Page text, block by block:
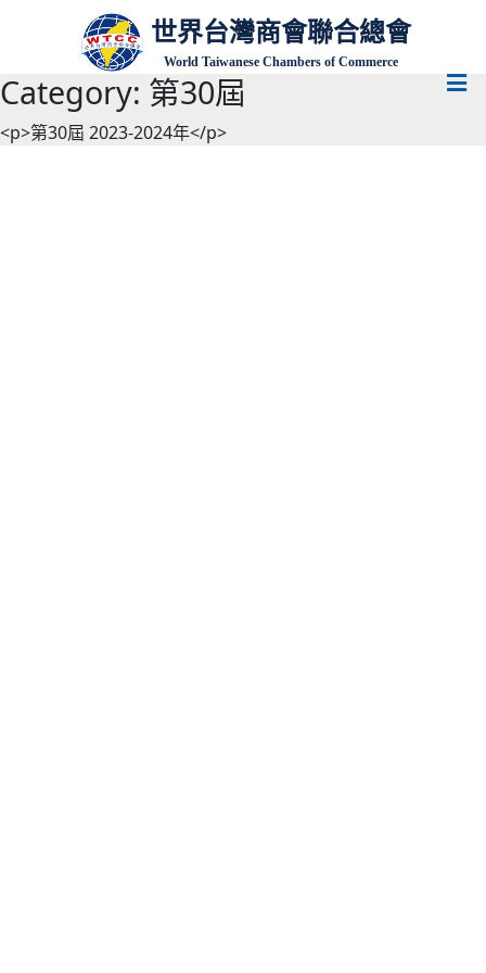
世界台灣商會聯合總會
World Taiwanese Chambers of Commerce
Category: 第30屆
<p>第30屆 2023-2024年</p>